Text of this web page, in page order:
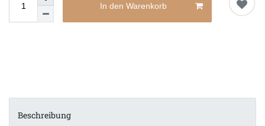
In den Warenkorb
Beschreibung